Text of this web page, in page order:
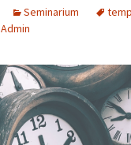
Seminarium
Admin